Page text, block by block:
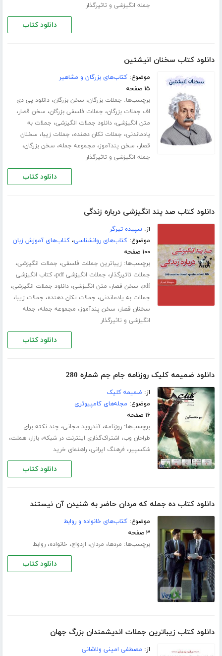
جمله انگیزشی و تاثیرگذار
دانلود کتاب
دانلود کتاب سخنان انیشتین
موضوع:کتاب‌های بزرگان و مشاهیر
۱۵ صفحه
برچسب‌ها: جملات بزرگان، سخن بزرگان،دانلود پی دی
اف جملات بزرگان، جملات فلسفی بزرگان، سخن قصار،
متن انگیزشی،دانلود جملات انگیزشی، جملات به
یادماندنی، جملات تکان دهنده، جملات زیبا، سخنان
قصار، سخن پندآموز، مجموعه جمله، سخن بزرگان،
جمله انگیزشی و تاثیرگذار
دانلود کتاب
دانلود کتاب صد پند انگیزشی درباره زندگی
از:سپیده تیرگر
موضوع:کتاب‌های روانشناسی،کتاب‌های آموزش زبان
۱۰۰ صفحه
برچسب‌ها: زیباترین جملات فلسفی، جملات انگیزشی،
جملات تاثیرگذار، جملات انگیزشی pdf ،کتاب انگیزشی
pdf، سخن قصار، متن انگیزشی،دانلود جملات انگیزشی،
جملات به یادماندنی، جملات تکان دهنده، جملات زیبا،
سخنان قصار، سخن پندآموز، مجموعه جمله، جمله
انگیزشی و تاثیرگذار
دانلود کتاب
دانلود ضمیمه کلیک روزنامه جام جم شماره 280
از: ضمیمه کلیک
موضوع: مجله‌های کامپیوتری
۱۶ صفحه
برچسب‌ها:روزنامه،آندروید مجانی، چند نکته برای
طراحان وب، اشتراک‌گذاری اینترنت در شبکه،بازار،هملت،
شکسپیر، فرهنگ ایرانی،راهنمای خرید
دانلود کتاب
دانلود کتاب ده جمله که مردان حاضر به شنیدن آن نیستند
موضوع:کتاب‌های خانواده و روابط
۳ صفحه
برچسب‌ها: مردها، مردان، ازدواج، خانواده،روابط
دانلود کتاب
دانلود کتاب زیباترین جملات اندیشمندان بزرگ جهان
از: مصطفی امینی ولاشانی